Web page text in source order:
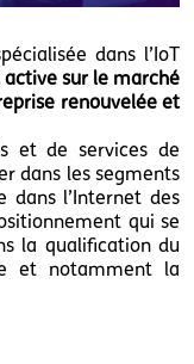
dans l’IoT
active sur le marché
renouvelée et
et de services de
dans les segments
dans l’Internet des
qui se
la qualification du
et notamment la